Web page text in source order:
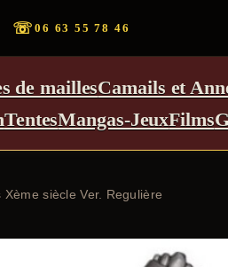
☏06 63 55 78 46
de maillesCamails et
TentesMangas-JeuxFilms
siècle Ver. Regulière